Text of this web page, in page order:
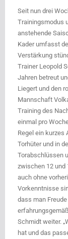
Seit nun drei
Trainingsmodus
anstehende
Kader umfasst
Verstärkung
Trainer Leopold
Jahren betreut
Liegert und den
Mannschaft
Training des
einmal pro
Regel ein kurzes
Torhüter und in
Torabschlüssen
zwischen 12 und
auch ohne
Vorkenntnisse
dass man
Schmidt weiter.
hat und das